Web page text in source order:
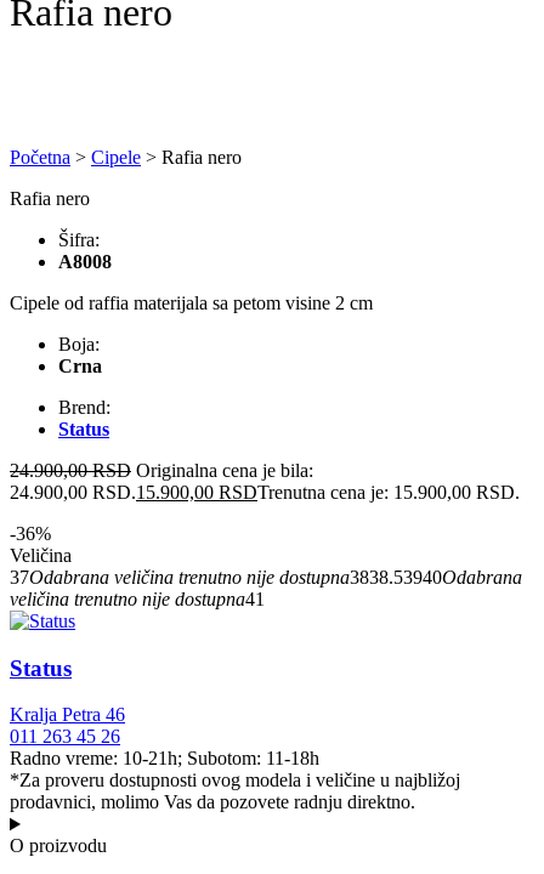
Rafia nero
Početna > Cipele > Rafia nero
Rafia nero
Šifra:
A8008
Cipele od raffia materijala sa petom visine 2 cm
Boja:
Crna
Brend:
Status
24.900,00RSD Originalna cena je bila:
24.900,00 RSD.15.900,00 RSDTrenutna cena je: 15.900,00 RSD.
-36%
Veličina
37Odabrana veličina trenutno nije dostupna3838.53940Odabrana
veličina trenutno nije dostupna41
Status
Kralja Petra 46
011 263 45 26
Radno vreme: 10-21h; Subotom: 11-18h
*Za proveru dostupnosti ovog modela i veličine u najbližoj
prodavnici, molimo Vas da pozovete radnju direktno.
O proizvodu